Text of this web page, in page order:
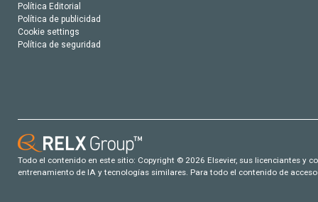
Política Editorial
Política de publicidad
Cookie settings
Política de seguridad
Todo el contenido en este sitio: Copyright © 2026 Elsevier, sus licenciantes y
entrenamiento de IA y tecnologías similares. Para todo el contenido de